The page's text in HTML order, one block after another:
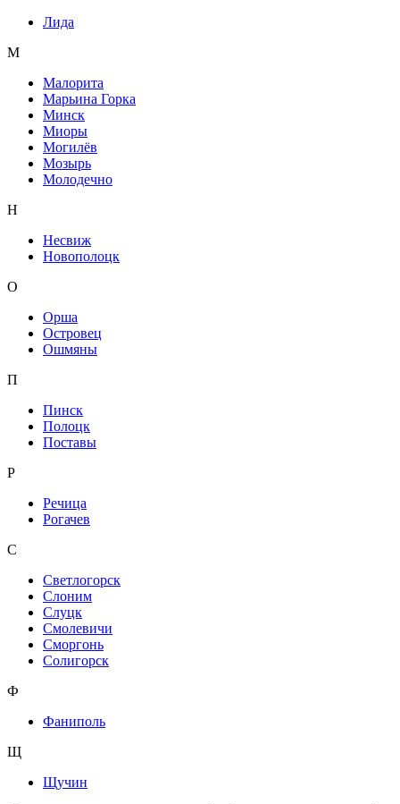
Лида
М
Малорита
Марьина Горка
Минск
Миоры
Могилёв
Мозырь
Молодечно
Н
Несвиж
Новополоцк
О
Орша
Островец
Ошмяны
П
Пинск
Полоцк
Поставы
Р
Речица
Рогачев
С
Светлогорск
Слоним
Слуцк
Смолевичи
Сморгонь
Солигорск
Ф
Фаниполь
Щ
Щучин